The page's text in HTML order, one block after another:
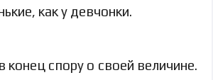
как у девчонки.
спору о своей величине.